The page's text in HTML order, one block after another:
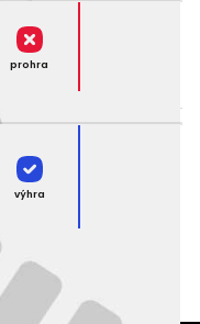
prohra
výhra